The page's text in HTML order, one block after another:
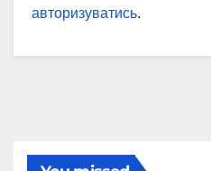
авторизуватись.